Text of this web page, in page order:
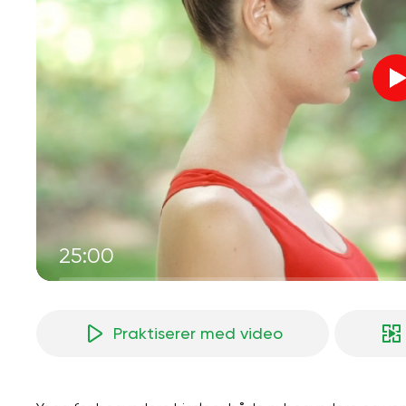
25:00
Praktiserer med video